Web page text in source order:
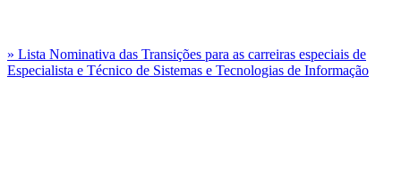
» Lista Nominativa das Transições para as carreiras especiais de
Especialista e Técnico de Sistemas e Tecnologias de Informação